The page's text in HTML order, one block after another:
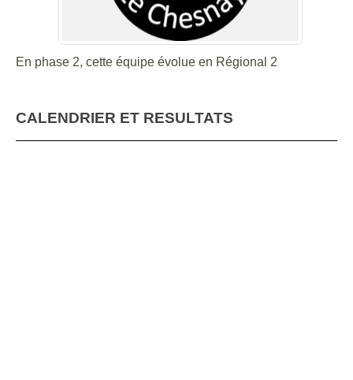
En phase 2, cette équipe évolue en Régional 2
CALENDRIER ET RESULTATS